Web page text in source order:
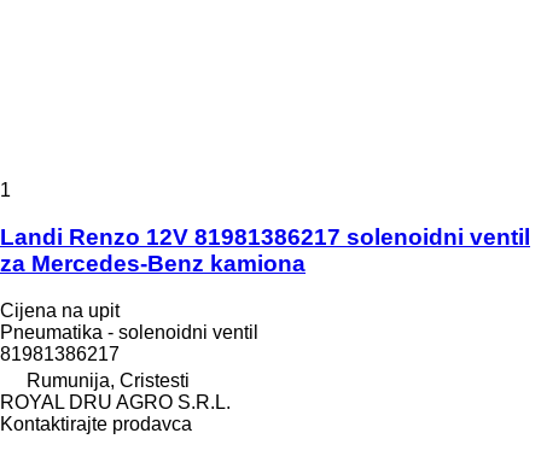
1
Landi Renzo 12V 81981386217 solenoidni ventil
za Mercedes-Benz kamiona
Cijena na upit
Pneumatika - solenoidni ventil
81981386217
Rumunija, Cristesti
ROYAL DRU AGRO S.R.L.
Kontaktirajte prodavca